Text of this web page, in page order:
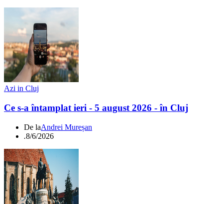
Azi in Cluj
Ce s-a întamplat ieri - 5 august 2026 - în Cluj
De laAndrei Mureșan
.8/6/2026